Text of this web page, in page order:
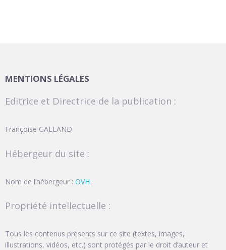
MENTIONS LÉGALES
Editrice et Directrice de la publication :
Françoise GALLAND
Hébergeur du site :
Nom de l’hébergeur : OVH
Propriété intellectuelle :
Tous les contenus présents sur ce site (textes, images,
illustrations, vidéos, etc.) sont protégés par le droit d’auteur et